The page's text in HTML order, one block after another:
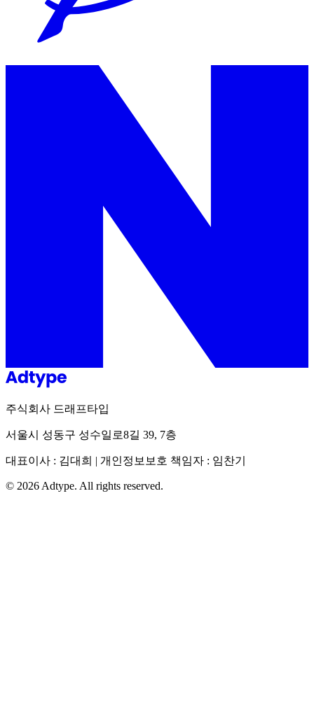
주식회사 드래프타입
서울시 성동구 성수일로8길 39, 7층
대표이사 : 김대희 | 개인정보보호 책임자 : 임찬기
© 2026 Adtype. All rights reserved.